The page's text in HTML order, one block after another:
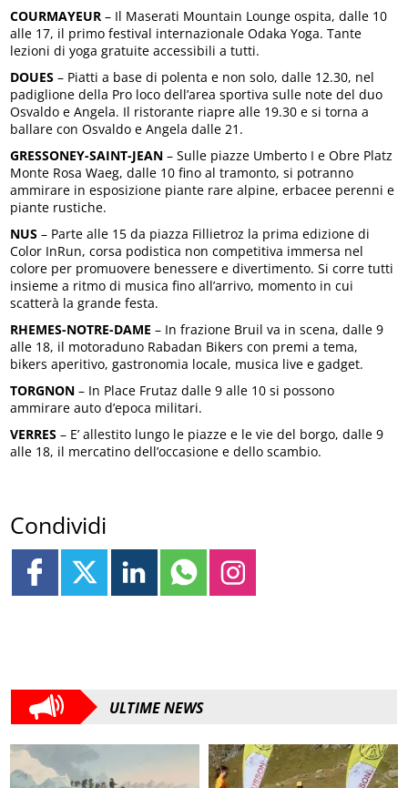
COURMAYEUR – Il Maserati Mountain Lounge ospita, dalle 10
alle 17, il primo festival internazionale Odaka Yoga. Tante
lezioni di yoga gratuite accessibili a tutti.
DOUES – Piatti a base di polenta e non solo, dalle 12.30, nel
padiglione della Pro loco dell’area sportiva sulle note del duo
Osvaldo e Angela. Il ristorante riapre alle 19.30 e si torna a
ballare con Osvaldo e Angela dalle 21.
GRESSONEY-SAINT-JEAN – Sulle piazze Umberto I e Obre Platz
Monte Rosa Waeg, dalle 10 fino al tramonto, si potranno
ammirare in esposizione piante rare alpine, erbacee perenni e
piante rustiche.
NUS – Parte alle 15 da piazza Fillietroz la prima edizione di
Color InRun, corsa podistica non competitiva immersa nel
colore per promuovere benessere e divertimento. Si corre tutti
insieme a ritmo di musica fino all’arrivo, momento in cui
scatterà la grande festa.
RHEMES-NOTRE-DAME – In frazione Bruil va in scena, dalle 9
alle 18, il motoraduno Rabadan Bikers con premi a tema,
bikers aperitivo, gastronomia locale, musica live e gadget.
TORGNON – In Place Frutaz dalle 9 alle 10 si possono
ammirare auto d’epoca militari.
VERRES – E’ allestito lungo le piazze e le vie del borgo, dalle 9
alle 18, il mercatino dell’occasione e dello scambio.
Condividi
ULTIME NEWS